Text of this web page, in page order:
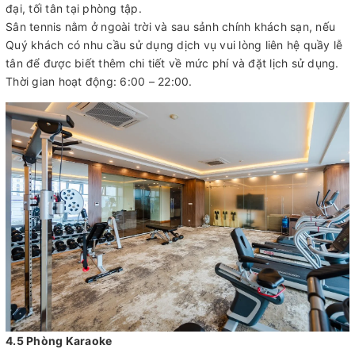
đại, tối tân tại phòng tập.
Sân tennis nằm ở ngoài trời và sau sảnh chính khách sạn, nếu
Quý khách có nhu cầu sử dụng dịch vụ vui lòng liên hệ quầy lễ
tân để được biết thêm chi tiết về mức phí và đặt lịch sử dụng.
Thời gian hoạt động: 6:00 – 22:00.
4.5 Phòng Karaoke